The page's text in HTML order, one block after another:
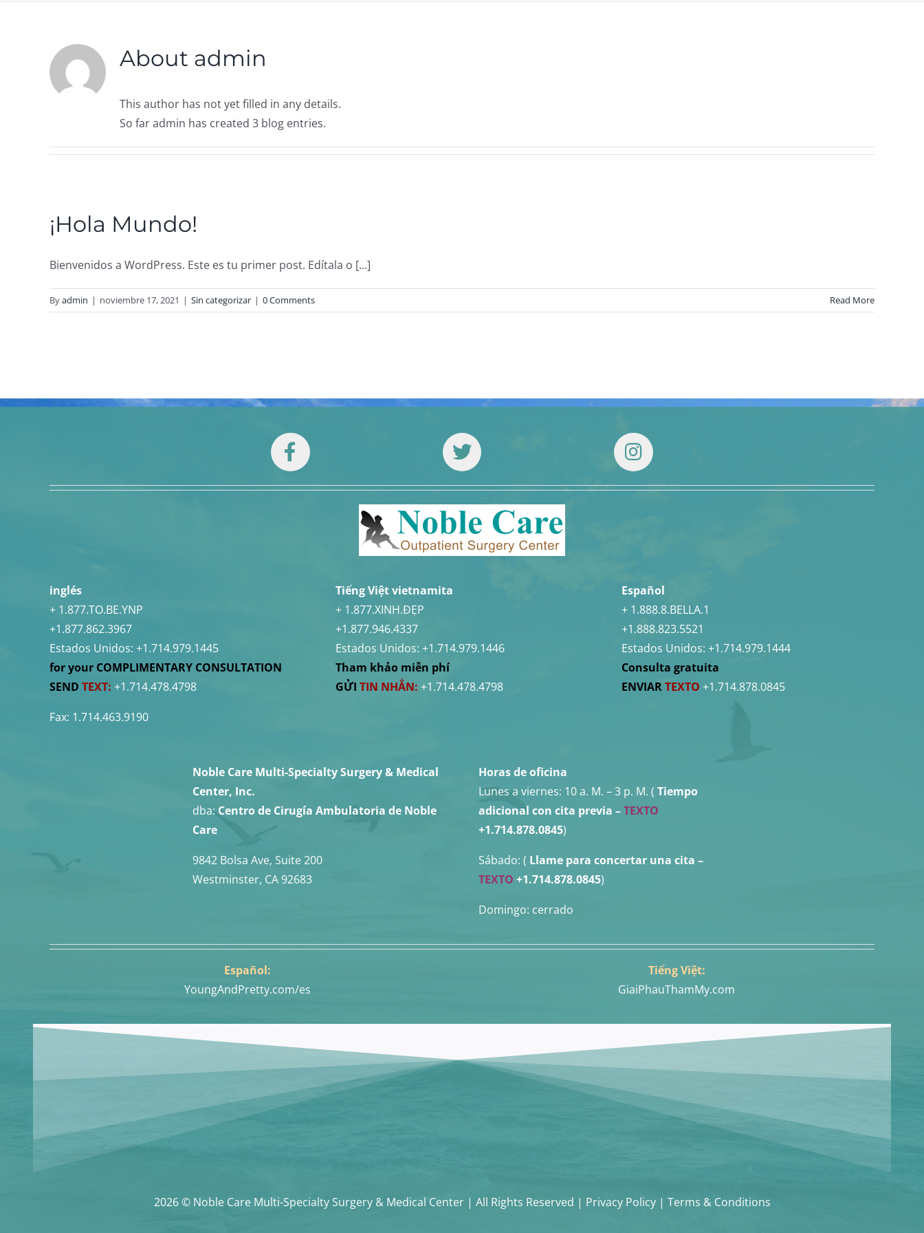
About admin
This author has not yet filled in any details.
So far admin has created 3 blog entries.
¡Hola Mundo!
Bienvenidos a WordPress. Este es tu primer post. Edítala o [...]
Byadmin | noviembre 17, 2021 | Sin categorizar | 0 Comments Read More
inglés
+ 1.877.TO.BE.YNP
+1.877.862.3967
Estados Unidos: +1.714.979.1445
for your COMPLIMENTARY CONSULTATION
SEND TEXT: +1.714.478.4798
Fax: 1.714.463.9190
Tiếng Việt vietnamita
+ 1.877.XINH.ĐẸP
+1.877.946.4337
Estados Unidos: +1.714.979.1446
Tham khảo miễn phí
GỬI TIN NHẮN: +1.714.478.4798
Español
+ 1.888.8.BELLA.1
+1.888.823.5521
Estados Unidos: +1.714.979.1444
Consulta gratuita
ENVIARTEXTO +1.714.878.0845
Noble Care Multi-Specialty Surgery & Medical
Center, Inc.
dba: Centro de Cirugía Ambulatoria de Noble
Care
9842 Bolsa Ave, Suite 200
Westminster, CA 92683
Horas de oficina
Lunes a viernes: 10 a. M. – 3 p. M. ( Tiempo
adicional con cita previa –TEXTO
+1.714.878.0845)
Sábado: ( Llame para concertar una cita –
TEXTO +1.714.878.0845)
Domingo: cerrado
Español:
YoungAndPretty.com/es
Tiếng Việt:
GiaiPhauThamMy.com
2026 © Noble Care Multi-Specialty Surgery & Medical Center | All Rights Reserved | Privacy Policy | Terms & Conditions